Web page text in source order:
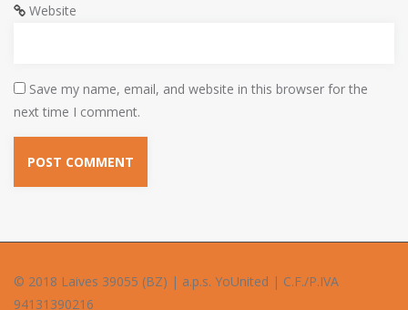
Website
Save my name, email, and website in this browser for the
next time I comment.
© 2018 Laives 39055 (BZ) | a.p.s. YoUnited | C.F./P.IVA
94131390216